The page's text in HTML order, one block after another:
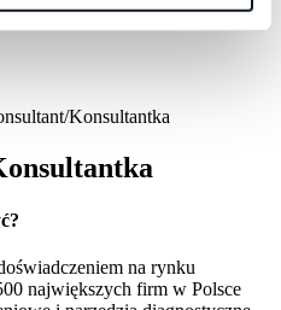
na rynku
największych firm w Polsce